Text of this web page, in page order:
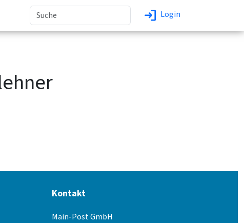
Login
Kontakt
Main-Post GmbH